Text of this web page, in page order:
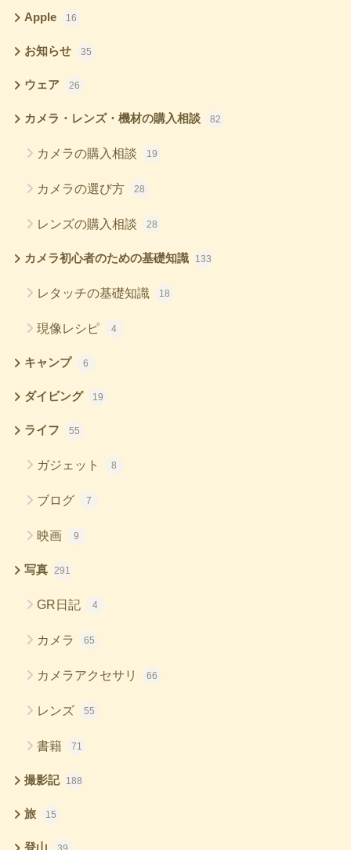
Apple 16
お知らせ 35
ウェア 26
カメラ・レンズ・機材の購入相談 82
カメラの購入相談 19
カメラの選び方 28
レンズの購入相談 28
カメラ初心者のための基礎知識 133
レタッチの基礎知識 18
現像レシピ 4
キャンプ 6
ダイビング 19
ライフ 55
ガジェット 8
ブログ 7
映画 9
写真 291
GR日記 4
カメラ 65
カメラアクセサリ 66
レンズ 55
書籍 71
撮影記 188
旅 15
登山